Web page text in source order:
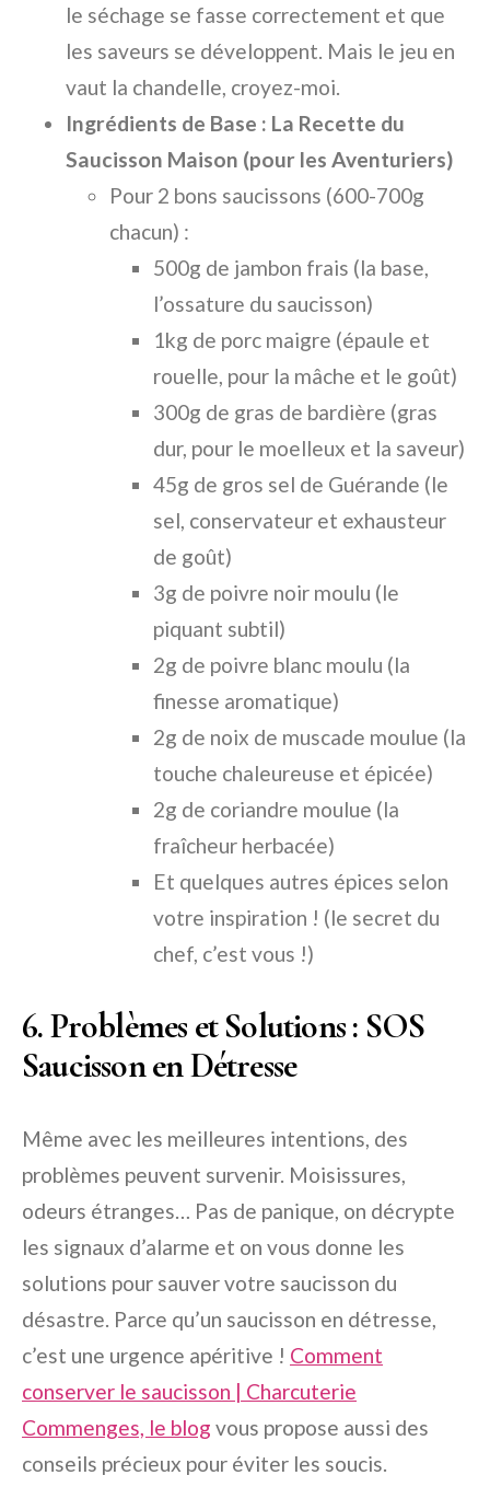
le séchage se fasse correctement et que
les saveurs se développent. Mais le jeu en
vaut la chandelle, croyez-moi.
Ingrédients de Base : La Recette du
Saucisson Maison (pour les Aventuriers)
Pour 2 bons saucissons (600-700g
chacun) :
500g de jambon frais (la base,
l’ossature du saucisson)
1kg de porc maigre (épaule et
rouelle, pour la mâche et le goût)
300g de gras de bardière (gras
dur, pour le moelleux et la saveur)
45g de gros sel de Guérande (le
sel, conservateur et exhausteur
de goût)
3g de poivre noir moulu (le
piquant subtil)
2g de poivre blanc moulu (la
finesse aromatique)
2g de noix de muscade moulue (la
touche chaleureuse et épicée)
2g de coriandre moulue (la
fraîcheur herbacée)
Et quelques autres épices selon
votre inspiration ! (le secret du
chef, c’est vous !)
6. Problèmes et Solutions : SOS
Saucisson en Détresse
Même avec les meilleures intentions, des
problèmes peuvent survenir. Moisissures,
odeurs étranges… Pas de panique, on décrypte
les signaux d’alarme et on vous donne les
solutions pour sauver votre saucisson du
désastre. Parce qu’un saucisson en détresse,
c’est une urgence apéritive ! Comment
conserver le saucisson | Charcuterie
Commenges, le blog vous propose aussi des
conseils précieux pour éviter les soucis.